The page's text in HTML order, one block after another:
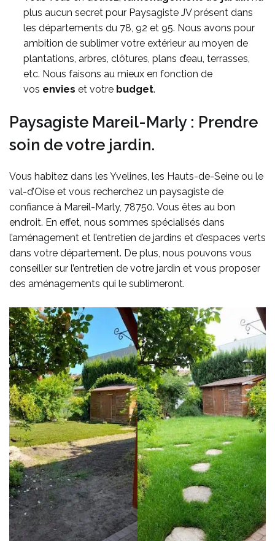
plus aucun secret pour Paysagiste JV présent dans
les départements du 78, 92 et 95. Nous avons pour
ambition de sublimer votre extérieur au moyen de
plantations, arbres, clôtures, plans d’eau, terrasses,
etc. Nous faisons au mieux en fonction de
vos envieset votre budget.
Paysagiste Mareil-Marly : Prendre
soin de votre jardin.
Vous habitez dans les Yvelines, les Hauts-de-Seine ou le
val-d’Oise et vous recherchez un paysagiste de
confiance à Mareil-Marly, 78750. Vous êtes au bon
endroit. En effet, nous sommes spécialisés dans
l’aménagement et l’entretien de jardins et d’espaces verts
dans votre département. De plus, nous pouvons vous
conseiller sur l’entretien de votre jardin et vous proposer
des aménagements qui le sublimeront.